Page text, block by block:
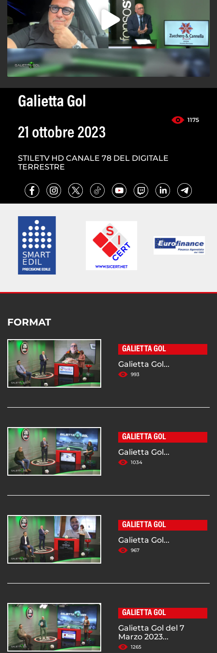
Galietta Gol
1175
21 ottobre 2023
STILETV HD CANALE 78 DEL DIGITALE
TERRESTRE
FORMAT
GALIETTA GOL
Galietta Gol...
993
GALIETTA GOL
Galietta Gol...
1034
GALIETTA GOL
Galietta Gol...
967
GALIETTA GOL
Galietta Gol del 7
Marzo 2023...
1265